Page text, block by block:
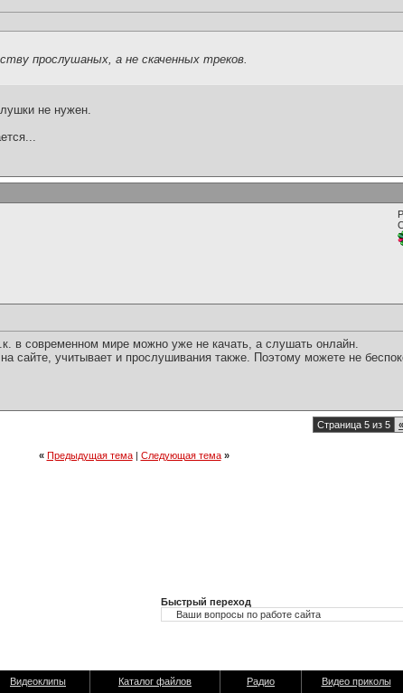
прослушаных, а не скаченных треков.
не нужен.
в современном мире можно уже не качать, а слушать онлайн.
сайте, учитывает и прослушивания также. Поэтому можете не
Страница 5 из 5 «
« Предыдущая тема| Следующая тема »
Быстрый переход
Видеоклипы Каталог файлов Радио Видео приколы